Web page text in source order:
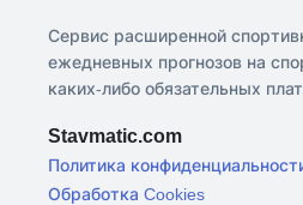
Сервис расширенной
ежедневных прогнозов на
каких-либо обязательных
Stavmatic.com
Политика
Обработка Cookies